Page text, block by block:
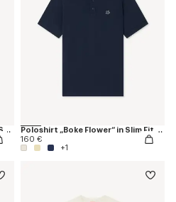
Freizeithemd mit „Boke Flower“-Stickerei in Oxford-Baumwolle
Poloshirt „Boke Flower“ in Slim Fit aus Baumwolle
160 €
+1